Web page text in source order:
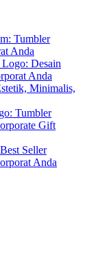
Tumbler
Anda
Desain
Anda
Minimalis,
Tumbler
Gift
Seller
Anda